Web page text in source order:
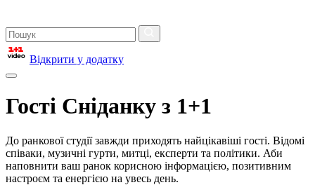
Відкрити у додатку
Гості Сніданку з 1+1
До ранкової студії завжди приходять найцікавіші гості. Відомі
співаки, музичні гурти, митці, експерти та політики. Аби
наповнити ваш ранок корисною інформацією, позитивним
настроєм та енергією на увесь день.